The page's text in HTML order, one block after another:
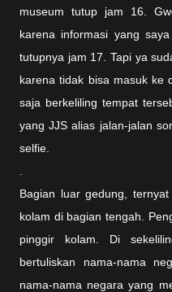
museum tutup jam 16.
karena informasi yang
tutupnya jam 17. Tapi ya
karena tidak bisa masuk ke
saja berkeliling tempat
yang JJS alias jalan-jalan
selfie.
Bagian luar gedung,
kolam di bagian tengah.
pinggir kolam. Di
bertuliskan nama-nama
nama-nama negara yang